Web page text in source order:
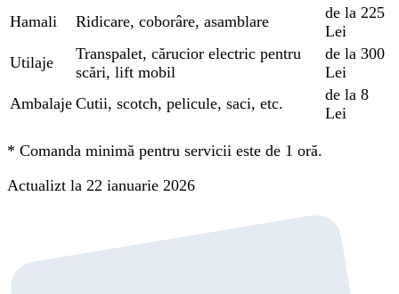
Hamali
Ridicare, coborâre, asamblare
de la 225
Lei
Utilaje
Transpalet, cărucior electric pentru
scări, lift mobil
de la 300
Lei
Ambalaje Cutii, scotch, pelicule, saci, etc.
de la 8
Lei
* Comanda minimă pentru servicii este de 1 oră.
Actualizt la 22 ianuarie 2026